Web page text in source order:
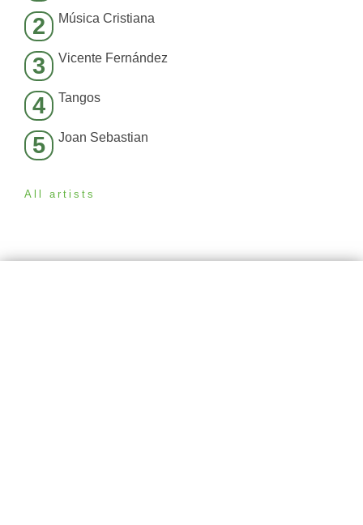
2 Música Cristiana
3 Vicente Fernández
4 Tangos
5 Joan Sebastian
All artists